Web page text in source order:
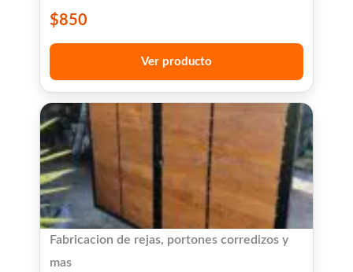
$850
Ver producto
Fabricacion de rejas, portones corredizos y
mas